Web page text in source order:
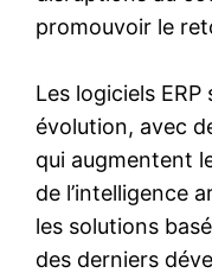
promouvoir le
Les logiciels
évolution, avec
qui augmentent
de l’intelligence
les solutions
des derniers